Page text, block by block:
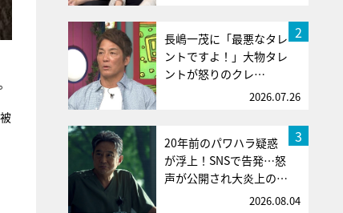
2
長嶋一茂に「最悪なタレ
ントですよ！」大物タレ
ントが怒りのクレ…
2026.07.26
3
20年前のパワハラ疑惑
が浮上！SNSで告発…怒
声が公開され大炎上の…
2026.08.04